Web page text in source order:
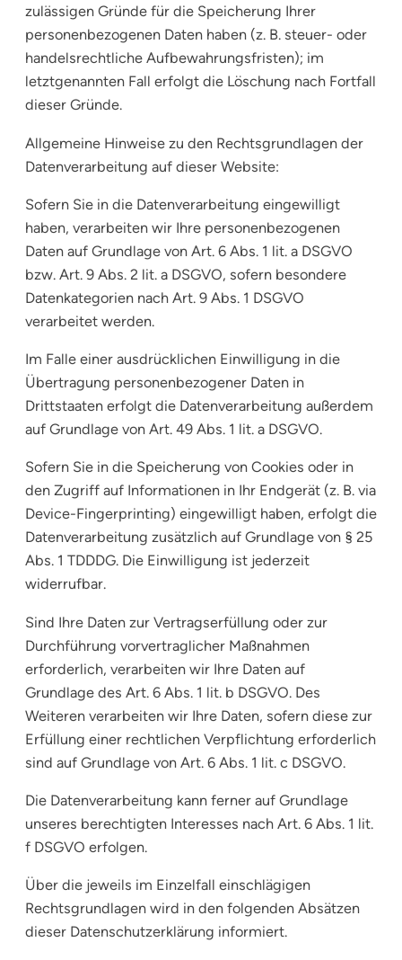
zulässigen Gründe für die Speicherung Ihrer
personenbezogenen Daten haben (z. B. steuer- oder
handelsrechtliche Aufbewahrungsfristen); im
letztgenannten Fall erfolgt die Löschung nach Fortfall
dieser Gründe.
Allgemeine Hinweise zu den Rechtsgrundlagen der
Datenverarbeitung auf dieser Website:
Sofern Sie in die Datenverarbeitung eingewilligt
haben, verarbeiten wir Ihre personenbezogenen
Daten auf Grundlage von Art. 6 Abs. 1 lit. a DSGVO
bzw. Art. 9 Abs. 2 lit. a DSGVO, sofern besondere
Datenkategorien nach Art. 9 Abs. 1 DSGVO
verarbeitet werden.
Im Falle einer ausdrücklichen Einwilligung in die
Übertragung personenbezogener Daten in
Drittstaaten erfolgt die Datenverarbeitung außerdem
auf Grundlage von Art. 49 Abs. 1 lit. a DSGVO.
Sofern Sie in die Speicherung von Cookies oder in
den Zugriff auf Informationen in Ihr Endgerät (z. B. via
Device-Fingerprinting) eingewilligt haben, erfolgt die
Datenverarbeitung zusätzlich auf Grundlage von § 25
Abs. 1 TDDDG. Die Einwilligung ist jederzeit
widerrufbar.
Sind Ihre Daten zur Vertragserfüllung oder zur
Durchführung vorvertraglicher Maßnahmen
erforderlich, verarbeiten wir Ihre Daten auf
Grundlage des Art. 6 Abs. 1 lit. b DSGVO. Des
Weiteren verarbeiten wir Ihre Daten, sofern diese zur
Erfüllung einer rechtlichen Verpflichtung erforderlich
sind auf Grundlage von Art. 6 Abs. 1 lit. c DSGVO.
Die Datenverarbeitung kann ferner auf Grundlage
unseres berechtigten Interesses nach Art. 6 Abs. 1 lit.
f DSGVO erfolgen.
Über die jeweils im Einzelfall einschlägigen
Rechtsgrundlagen wird in den folgenden Absätzen
dieser Datenschutzerklärung informiert.